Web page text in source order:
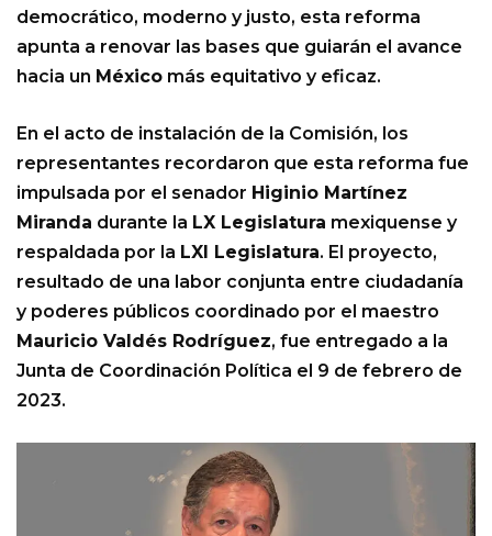
democrático, moderno y justo, esta reforma
apunta a renovar las bases que guiarán el avance
hacia un México más equitativo y eficaz.
En el acto de instalación de la Comisión, los
representantes recordaron que esta reforma fue
impulsada por el senador Higinio Martínez
Miranda durante la LX Legislatura mexiquense y
respaldada por la LXI Legislatura. El proyecto,
resultado de una labor conjunta entre ciudadanía
y poderes públicos coordinado por el maestro
Mauricio Valdés Rodríguez, fue entregado a la
Junta de Coordinación Política el 9 de febrero de
2023.